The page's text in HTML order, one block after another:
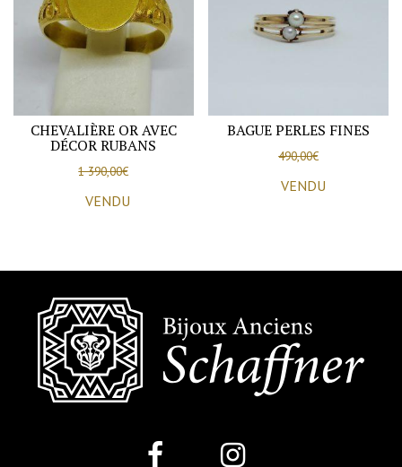
CHEVALIÈRE OR AVEC
DÉCOR RUBANS
1 390,00€
VENDU
BAGUE PERLES FINES
490,00€
VENDU